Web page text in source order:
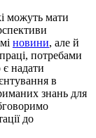
можуть мати
новини, але й
потребами
надати
в
знань для
до